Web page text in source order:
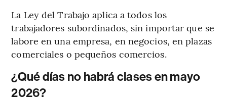
La Ley del Trabajo aplica a todos los
trabajadores subordinados, sin importar que se
labore en una empresa, en negocios, en plazas
comerciales o pequeños comercios.
¿Qué días no habrá clases en mayo
2026?